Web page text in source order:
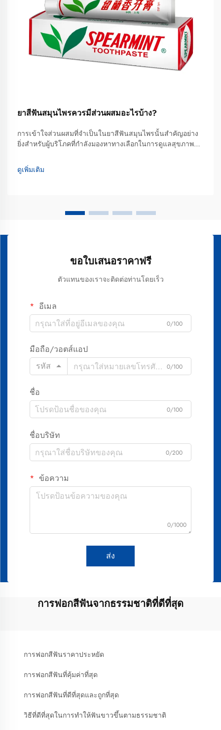
ยาสีฟันสมุนไพรควรมีส่วนผสมอะไรบ้าง?
การเข้าใจส่วนผสมที่จำเป็นในยาสีฟันสมุนไพรนั้นสำคัญอย่าง
ยิ่งสำหรับผู้บริโภคที่กำลังมองหาทางเลือกในการดูแลสุขภาพ
ประสิทธิภาพกับประโยชน์จากพืชสมุนไพรได้ ต่างจากยาสีฟัน
ทั่วไปที่พึ่งพาสารสังเคราะห์เป็นหลัก...
ดูเพิ่มเติม
ขอใบเสนอราคาฟรี
ตัวแทนของเราจะติดต่อท่านโดยเร็ว
อีเมล
0/100
มือถือ/วอตส์แอป
รหัส
0/100
ชื่อ
0/100
ชื่อบริษัท
0/200
ข้อความ
0/1000
ส่ง
การฟอกสีฟันจากธรรมชาติที่ดีที่สุด
การฟอกสีฟันราคาประหยัด
การฟอกสีฟันที่คุ้มค่าที่สุด
การฟอกสีฟันที่ดีที่สุดและถูกที่สุด
วิธีที่ดีที่สุดในการทำให้ฟันขาวขึ้นตามธรรมชาติ